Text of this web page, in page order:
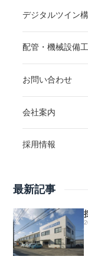
デジタルツイン
配管・機械設備
お問い合わせ
会社案内
採用情報
最新記事